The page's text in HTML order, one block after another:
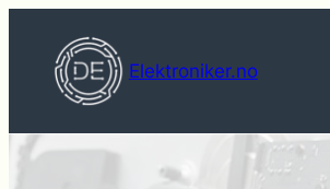
innhold
Elektroniker.no